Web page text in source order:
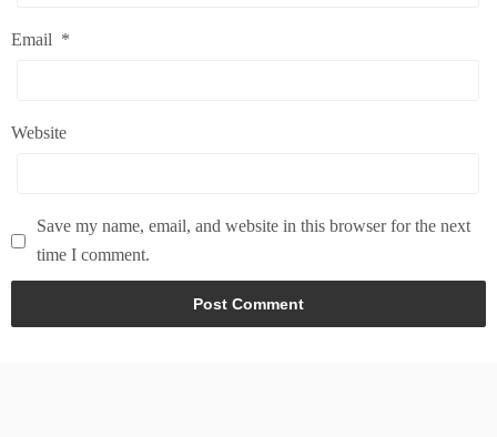
Email *
Website
Save my name, email, and website in this browser for the next
time I comment.